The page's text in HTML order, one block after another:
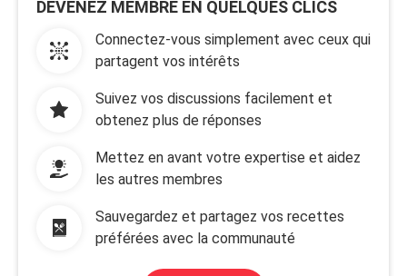
DEVENEZ MEMBRE EN QUELQUES CLICS
Connectez-vous simplement avec ceux qui
partagent vos intérêts
Suivez vos discussions facilement et
obtenez plus de réponses
Mettez en avant votre expertise et aidez
les autres membres
Sauvegardez et partagez vos recettes
préférées avec la communauté